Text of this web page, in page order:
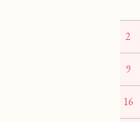
2
9
16